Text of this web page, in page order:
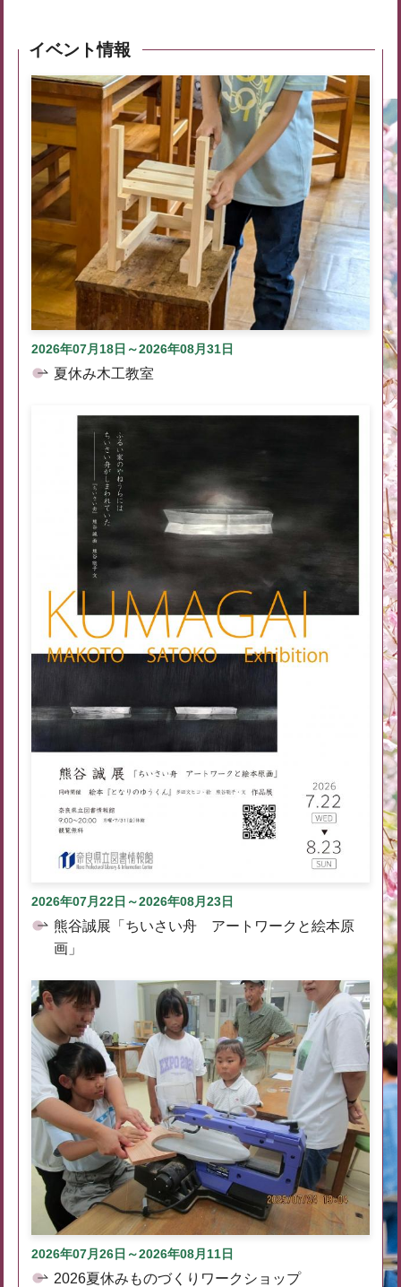
イベント情報
2026年07月18日～2026年08月31日
夏休み木工教室
2026年07月22日～2026年08月23日
熊谷誠展「ちいさい舟 アートワークと絵本原
画」
2026年07月26日～2026年08月11日
2026夏休みものづくりワークショップ